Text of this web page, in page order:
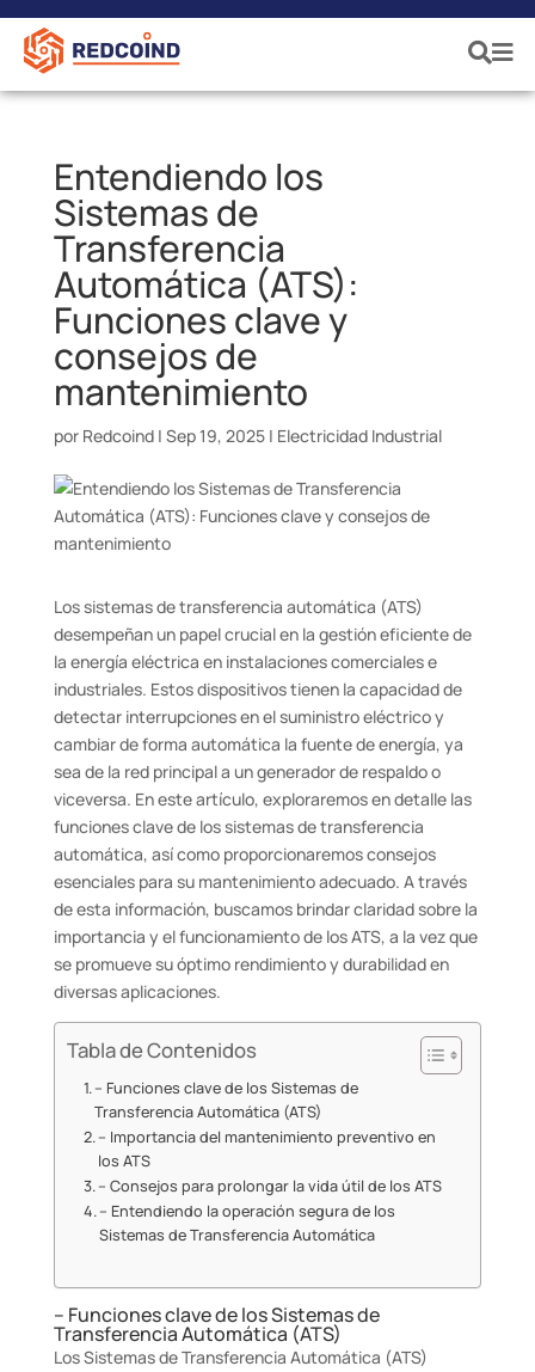
Entendiendo los
Sistemas de
Transferencia
Automática (ATS):
Funciones clave y
consejos de
mantenimiento
por Redcoind| Sep 19, 2025| Electricidad Industrial
Los sistemas de transferencia automática (ATS)
desempeñan un papel crucial en la gestión eficiente de
la energía eléctrica en instalaciones comerciales e
industriales. Estos dispositivos tienen la capacidad de
detectar interrupciones en el suministro eléctrico y
cambiar de forma automática la fuente de energía, ya
sea de la red principal a un generador de respaldo o
viceversa. En este artículo, exploraremos en detalle las
funciones clave de los sistemas de transferencia
automática, así como proporcionaremos consejos
esenciales para su mantenimiento adecuado. A través
de esta información, buscamos brindar claridad sobre la
importancia y el funcionamiento de los ATS, a la vez que
se promueve su óptimo rendimiento y durabilidad en
diversas aplicaciones.
Tabla de Contenidos
– Funciones clave de los Sistemas de
Transferencia Automática (ATS)
– Importancia del mantenimiento preventivo en
los ATS
– Consejos para prolongar la vida útil de los ATS
– Entendiendo la operación segura de los
Sistemas de Transferencia Automática
– Funciones clave de los Sistemas de
Transferencia Automática (ATS)
Los Sistemas de Transferencia Automática (ATS)